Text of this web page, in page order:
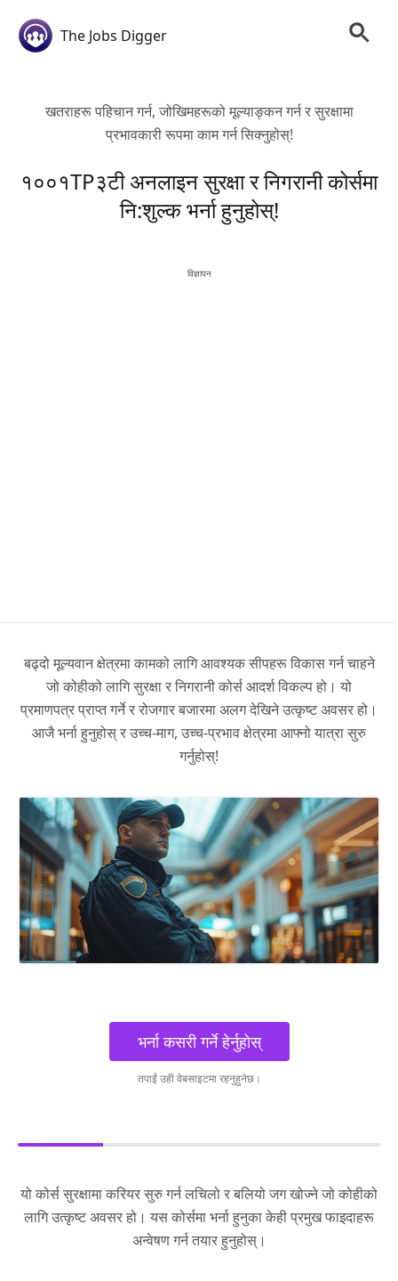
The Jobs Digger
खतराहरू पहिचान गर्न, जोखिमहरूको मूल्याङ्कन गर्न र सुरक्षामा
प्रभावकारी रूपमा काम गर्न सिक्नुहोस्!
१००१TP३टी अनलाइन सुरक्षा र निगरानी कोर्समा
नि:शुल्क भर्ना हुनुहोस्!
विज्ञापन
बढ्दो मूल्यवान क्षेत्रमा कामको लागि आवश्यक सीपहरू विकास गर्न चाहने
जो कोहीको लागि सुरक्षा र निगरानी कोर्स आदर्श विकल्प हो। यो
प्रमाणपत्र प्राप्त गर्ने र रोजगार बजारमा अलग देखिने उत्कृष्ट अवसर हो।
आजै भर्ना हुनुहोस् र उच्च-माग, उच्च-प्रभाव क्षेत्रमा आफ्नो यात्रा सुरु
गर्नुहोस्!
भर्ना कसरी गर्ने हेर्नुहोस्
तपाईं उही वेबसाइटमा रहनुहुनेछ।
यो कोर्स सुरक्षामा करियर सुरु गर्न लचिलो र बलियो जग खोज्ने जो कोहीको
लागि उत्कृष्ट अवसर हो। यस कोर्समा भर्ना हुनुका केही प्रमुख फाइदाहरू
अन्वेषण गर्न तयार हुनुहोस्।